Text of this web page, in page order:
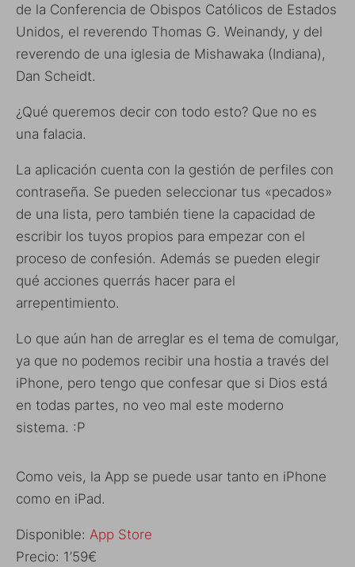
de la Conferencia de Obispos Católicos de Estados
Unidos, el reverendo Thomas G. Weinandy, y del
reverendo de una iglesia de Mishawaka (Indiana),
Dan Scheidt.
¿Qué queremos decir con todo esto? Que no es
una falacia.
La aplicación cuenta con la gestión de perfiles con
contraseña. Se pueden seleccionar tus «pecados»
de una lista, pero también tiene la capacidad de
escribir los tuyos propios para empezar con el
proceso de confesión. Además se pueden elegir
qué acciones querrás hacer para el
arrepentimiento.
Lo que aún han de arreglar es el tema de comulgar,
ya que no podemos recibir una hostia a través del
iPhone, pero tengo que confesar que si Dios está
en todas partes, no veo mal este moderno
sistema. :P
Como veis, la App se puede usar tanto en iPhone
como en iPad.
Disponible: App Store
Precio: 1’59€